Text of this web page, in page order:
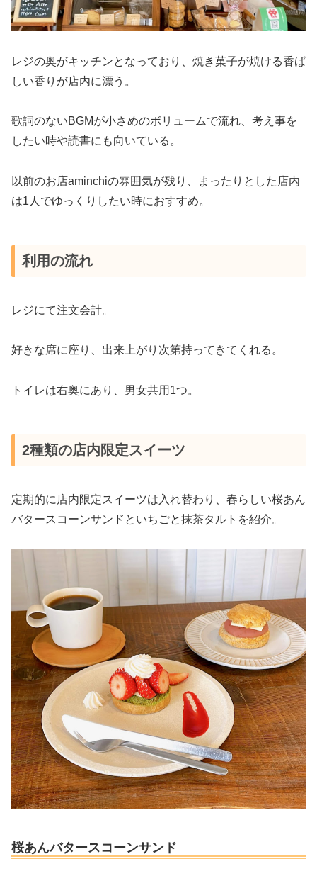
レジの奥がキッチンとなっており、焼き菓子が焼ける香ば
しい香りが店内に漂う。
歌詞のないBGMが小さめのボリュームで流れ、考え事を
したい時や読書にも向いている。
以前のお店aminchiの雰囲気が残り、まったりとした店内
は1人でゆっくりしたい時におすすめ。
利用の流れ
レジにて注文会計。
好きな席に座り、出来上がり次第持ってきてくれる。
トイレは右奥にあり、男女共用1つ。
2種類の店内限定スイーツ
定期的に店内限定スイーツは入れ替わり、春らしい桜あん
バタースコーンサンドといちごと抹茶タルトを紹介。
桜あんバタースコーンサンド